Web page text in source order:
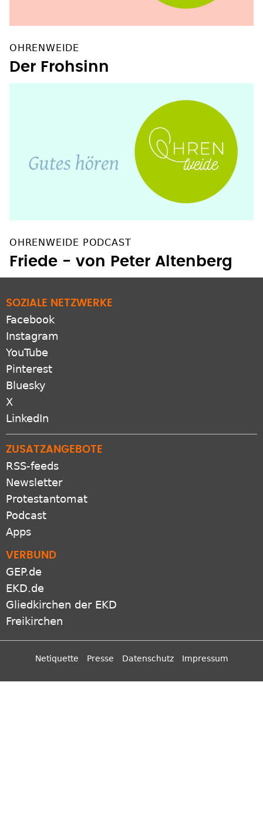
Friede - von Peter Altenberg
Instagram
Pinterest
Bluesky
X
LinkedIn
ZUSATZANGEBOTE
RSS-feeds
Newsletter
Podcast
Apps
VERBUND
GEP.de
EKD.de
Gliedkirchen der EKD
Freikirchen
Netiquette